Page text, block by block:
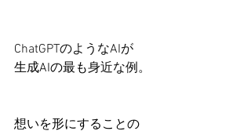
ChatGPTのようなAIが
生成AIの最も身近な例。
想いを形にすることの